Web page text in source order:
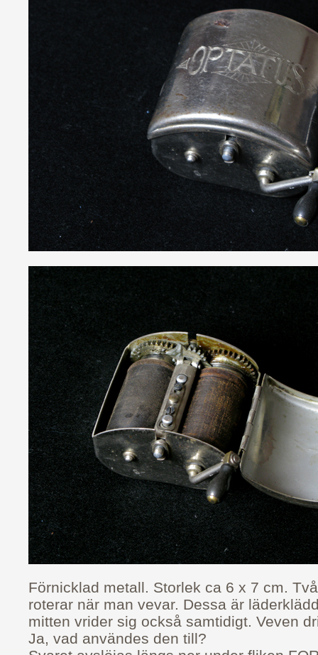
Förnicklad metall. Storlek ca 6 x 7 cm.
roterar när man vevar. Dessa är
mitten vrider sig också samtidigt. Veven
Ja, vad användes den till?